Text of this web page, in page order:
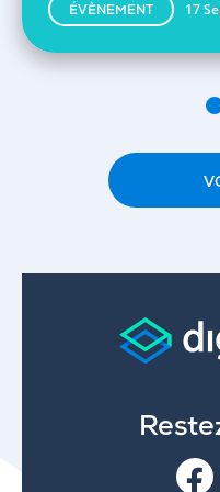
ÉVÈNEMENT 17